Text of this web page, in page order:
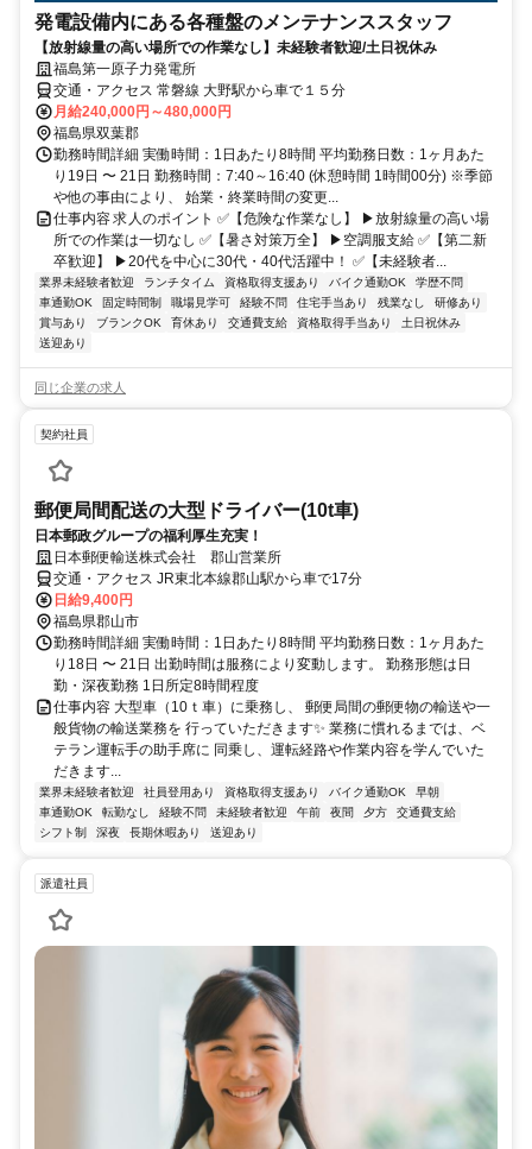
発電設備内にある各種盤のメンテナンススタッフ
【放射線量の高い場所での作業なし】未経験者歓迎/土日祝休み
福島第一原子力発電所
交通・アクセス 常磐線 大野駅から車で１５分
月給240,000円～480,000円
福島県双葉郡
勤務時間詳細 実働時間：1日あたり8時間 平均勤務日数：1ヶ月あた
り19日 〜 21日 勤務時間：7:40～16:40 (休憩時間 1時間00分) ※季節
や他の事由により、 始業・終業時間の変更...
仕事内容 求人のポイント ✅【危険な作業なし】 ▶放射線量の高い場
所での作業は一切なし ✅【暑さ対策万全】 ▶空調服支給 ✅【第二新
卒歓迎】 ▶20代を中心に30代・40代活躍中！ ✅【未経験者...
業界未経験者歓迎 ランチタイム 資格取得支援あり バイク通勤OK
学歴不問
車通勤OK
固定時間制 職場見学可 経験不問 住宅手当あり 残業なし
研修あり
賞与あり
ブランクOK 育休あり 交通費支給 資格取得手当あり
土日祝休み
送迎あり
同じ企業の求人
契約社員
郵便局間配送の大型ドライバー(10t車)
日本郵政グループの福利厚生充実！
日本郵便輸送株式会社 郡山営業所
交通・アクセス JR東北本線郡山駅から車で17分
日給9,400円
福島県郡山市
勤務時間詳細 実働時間：1日あたり8時間 平均勤務日数：1ヶ月あた
り18日 〜 21日 出勤時間は服務により変動します。 勤務形態は日
勤・深夜勤務 1日所定8時間程度
仕事内容 大型車（10ｔ車）に乗務し、 郵便局間の郵便物の輸送や一
般貨物の輸送業務を 行っていただきます✨ 業務に慣れるまでは、ベ
テラン運転手の助手席に 同乗し、運転経路や作業内容を学んでいた
だきます...
業界未経験者歓迎 社員登用あり 資格取得支援あり バイク通勤OK
早朝
車通勤OK
転勤なし 経験不問 未経験者歓迎 午前 夜間 夕方
交通費支給
シフト制
深夜 長期休暇あり 送迎あり
派遣社員